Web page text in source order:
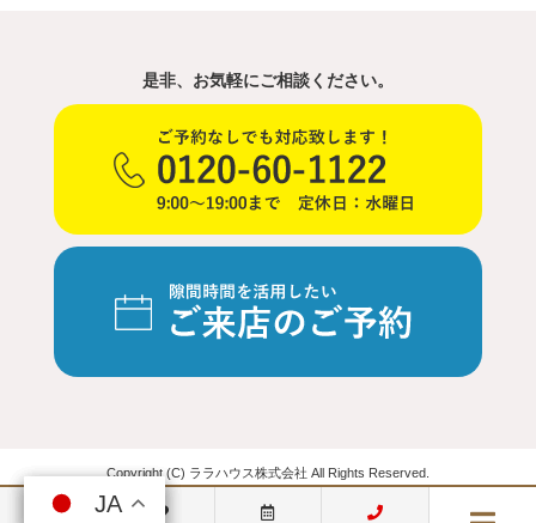
JA
JA
是非、お気軽にご相談ください。
Copyright (C) ララハウス株式会社 All Rights Reserved.
JA
JA